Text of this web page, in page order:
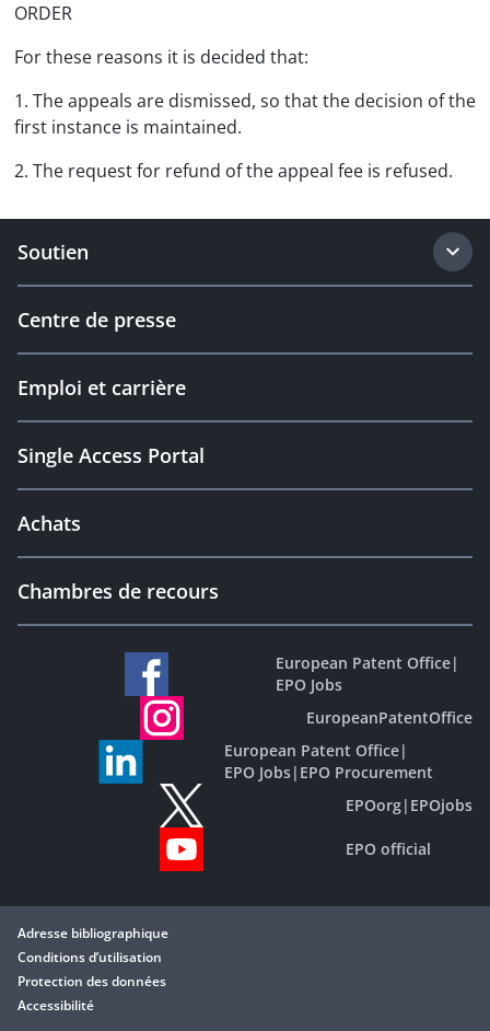
ORDER
For these reasons it is decided that:
1. The appeals are dismissed, so that the decision of the
first instance is maintained.
2. The request for refund of the appeal fee is refused.
Soutien
Centre de presse
Emploi et carrière
Single Access Portal
Achats
Chambres de recours
European Patent Office|
EPO Jobs
EuropeanPatentOffice
European Patent Office|
EPO Jobs| EPO Procurement
EPOorg| EPOjobs
EPO official
Adresse bibliographique
Conditions d’utilisation
Protection des données
Accessibilité